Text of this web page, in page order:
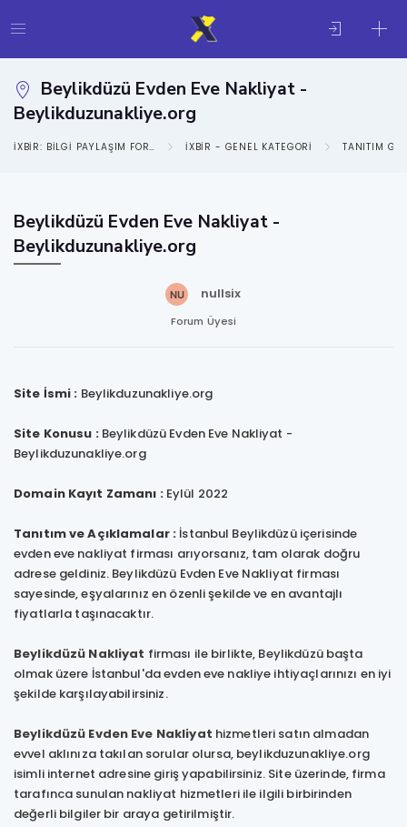
Beylikdüzü Evden Eve Nakliyat -
Beylikduzunakliye.org
IXBIR: BILGI PAYLAŞIM FORUMU IXBIR - GENEL KATEGORI TANITIM
Beylikdüzü Evden Eve Nakliyat -
Beylikduzunakliye.org
nullsix
Forum Üyesi
Site İsmi : Beylikduzunakliye.org
Site Konusu :Beylikdüzü Evden Eve Nakliyat -
Beylikduzunakliye.org
Domain Kayıt Zamanı :Eylül 2022
Tanıtım ve Açıklamalar : İstanbul Beylikdüzü içerisinde
evden eve nakliyat firması arıyorsanız, tam olarak doğru
adrese geldiniz. Beylikdüzü Evden Eve Nakliyat firması
sayesinde, eşyalarınız en özenli şekilde ve en avantajlı
fiyatlarla taşınacaktır.
Beylikdüzü Nakliyat firması ile birlikte, Beylikdüzü başta
olmak üzere İstanbul'da evden eve nakliye ihtiyaçlarınızı en iyi
şekilde karşılayabilirsiniz.
Beylikdüzü Evden Eve Nakliyat hizmetleri satın almadan
evvel aklınıza takılan sorular olursa, beylikduzunakliye.org
isimli internet adresine giriş yapabilirsiniz. Site üzerinde, firma
tarafınca sunulan nakliyat hizmetleri ile ilgili birbirinden
değerli bilgiler bir araya getirilmiştir.